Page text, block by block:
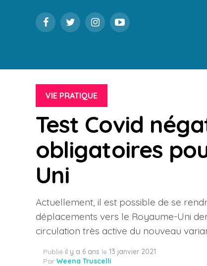
VIE PRATIQUE
Test Covid
obligatoires
Uni
Actuellement, il est possible de se
déplacements vers le Royaume-Uni
circulation très active du nouveau
Publié il y a 6 ans le 13 janvier 2021
Par Weena Truscelli